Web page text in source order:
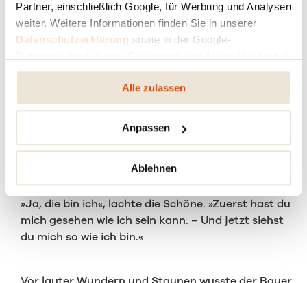
Partner, einschließlich Google, für Werbung und Analysen
weiter. Weitere Informationen finden Sie in unserer
Datenschutzerklärung sowie in der Google-
ändern oder widerrufen.
Alle zulassen
Anpassen
Ablehnen
Ohne lange zu überlegen gab er der verhutzelten
Alten auf ihre runzelige Stirn ein Bussl – einen Kuss.
Da verwandelte sich die hässliche Alte in eine
Verblüfft stammelte der Bauer: »Jetzt sag einmal:
»Ja, die bin ich«, lachte die Schöne. »Zuerst hast du
mich gesehen wie ich sein kann. – Und jetzt siehst
du mich so wie ich bin.«